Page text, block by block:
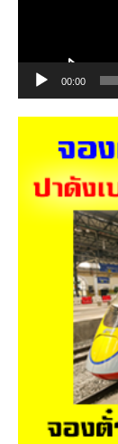
00:00